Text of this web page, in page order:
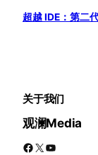
超越 IDE：第二
关于我们
观澜Media
Facebook X YouTube